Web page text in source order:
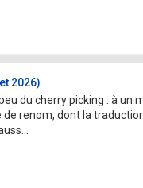
2026)
du cherry picking : à un
renom, dont la